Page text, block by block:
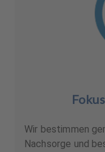
Wir bestimmen
Nachsorge und